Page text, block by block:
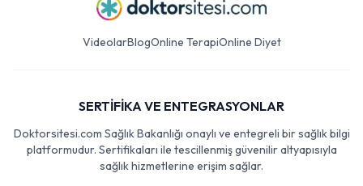
VideolarBlogOnline TerapiOnline Diyet
SERTİFİKA VE ENTEGRASYONLAR
Doktorsitesi.com Sağlık Bakanlığı onaylı ve entegreli bir sağlık bilgi
platformudur. Sertifikaları ile tescillenmiş güvenilir altyapısıyla
sağlık hizmetlerine erişim sağlar.